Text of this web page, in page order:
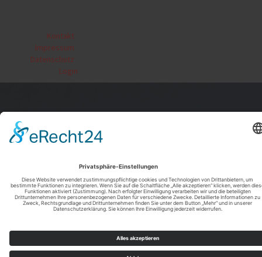
Kontakt
Impressum
Datenschutz
Login